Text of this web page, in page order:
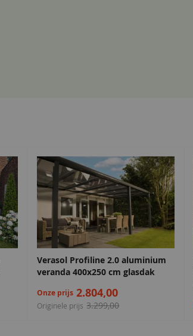
Verasol Profiline 2.0 aluminium
veranda 400x250 cm glasdak
Originele prijs 3.299,00
Onze prijs 2.804,00